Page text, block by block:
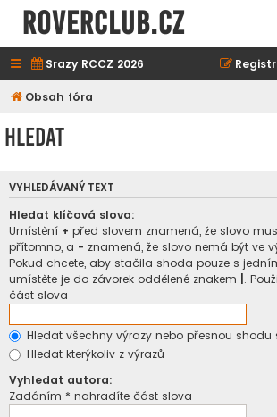
ROVERCLUB.cz
Srazy RCCZ 2026
Obsah fóra
Hledat
VYHLEDÁVANÝ TEXT
Hledat klíčová slova:
Umístění + před slovem znamená, že slovo
přítomno, a - znamená, že slovo nemá být ve
Pokud chcete, aby stačila shoda pouze s
umístěte je do závorek oddělené znakem .
část slova
Hledat všechny výrazy nebo přesnou shodu
Hledat kterýkoliv z výrazů
Vyhledat autora:
Zadáním * nahradíte část slova